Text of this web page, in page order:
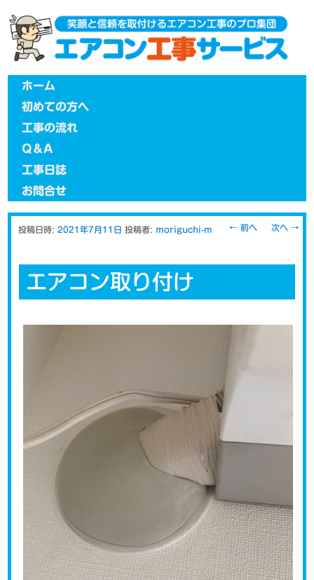
メインメニュー
メインコンテンツへ移動
ホーム
初めての方へ
工事の流れ
Q＆A
工事日誌
お問合せ
投稿ナビゲー
←前へ 次へ →
エアコン取り付け
投稿日時:2021年7月11日 投稿者: moriguchi-m